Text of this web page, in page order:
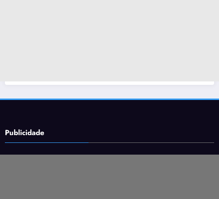
Publicidade